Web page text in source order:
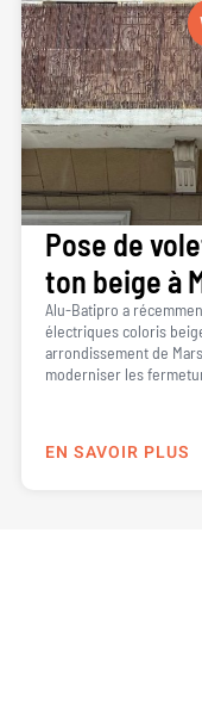
Pose de
ton beige à
Alu-Batipro a
électriques coloris
arrondissement de
moderniser les
EN SAVOIR PLUS